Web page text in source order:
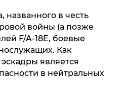
названного в честь
войны (а позже
F/A-18E, боевые
Как
является
в нейтральных